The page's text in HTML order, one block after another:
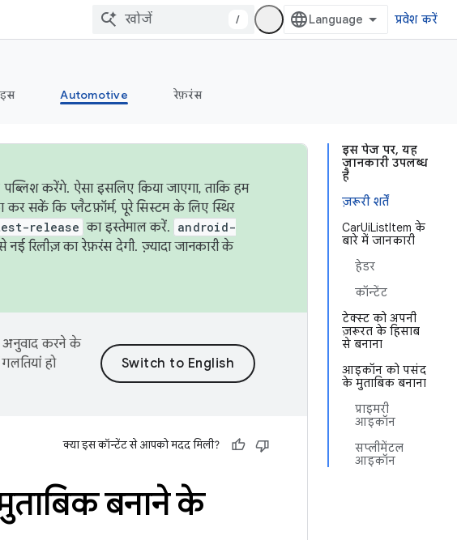
/ प्रवेश करें
Automotive रेफ़रंस
इस पेज पर, यह
जानकारी उपलब्ध
है
ज़रूरी शर्तें
CarUiListItem के
बारे में जानकारी
हेडर
कॉन्टेंट
टेक्स्ट को अपनी
ज़रूरत के हिसाब
से बनाना
आइकॉन को पसंद
के मुताबिक बनाना
प्राइमरी
आइकॉन
सप्लीमेंटल
आइकॉन
करेंगे. ऐसा इसलिए किया जाएगा, ताकि हम
सकें कि प्लैटफ़ॉर्म, पूरे सिस्टम के लिए स्थिर
release का इस्तेमाल करें. android-
रिलीज़ का रेफ़रंस देगी. ज़्यादा जानकारी के
अनुवाद करने के
हो
क्या इस कॉन्टेंट से आपको मदद मिली?
बनाने के